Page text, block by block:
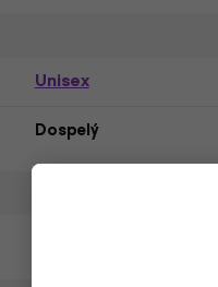
Unisex
Dospelý